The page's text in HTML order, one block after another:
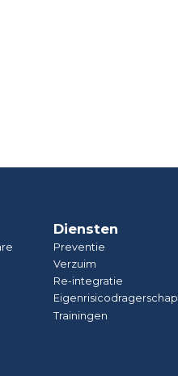
Diensten
Preventie
Verzuim
Re-integratie
Eigenrisicodragerschap
Trainingen